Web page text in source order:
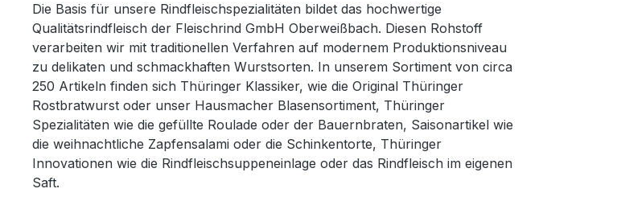
Die Basis für unsere Rindfleischspezialitäten bildet das hochwertige
Qualitätsrindfleisch der Fleischrind GmbH Oberweißbach. Diesen Rohstoff
verarbeiten wir mit traditionellen Verfahren auf modernem Produktionsniveau
zu delikaten und schmackhaften Wurstsorten. In unserem Sortiment von circa
250 Artikeln finden sich Thüringer Klassiker, wie die Original Thüringer
Rostbratwurst oder unser Hausmacher Blasensortiment, Thüringer
Spezialitäten wie die gefüllte Roulade oder der Bauernbraten, Saisonartikel wie
die weihnachtliche Zapfensalami oder die Schinkentorte, Thüringer
Innovationen wie die Rindfleischsuppeneinlage oder das Rindfleisch im eigenen
Saft.